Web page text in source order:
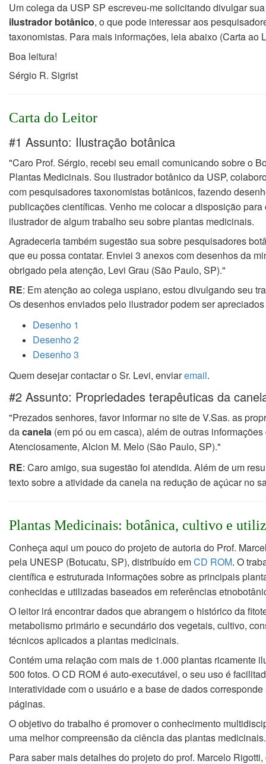
Um colega da USP SP escreveu-me solicitando divulgar
ilustrador botânico, o que pode interessar aos
taxonomistas. Para mais informações, leia abaixo (Carta ao
Boa leitura!
Sérgio R. Sigrist
Carta do Leitor
#1 Assunto: Ilustração botânica
"Caro Prof. Sérgio, recebi seu email comunicando sobre o
Plantas Medicinais. Sou ilustrador botânico da USP,
com pesquisadores taxonomistas botânicos, fazendo
publicações científicas. Venho me colocar a disposição
ilustrador de algum trabalho seu sobre plantas medicinais.
Agradeceria também sugestão sua sobre pesquisadores
que eu possa contatar. Enviei 3 anexos com desenhos da
obrigado pela atenção, Levi Grau (São Paulo, SP)."
RE: Em atenção ao colega uspiano, estou divulgando seu
Os desenhos enviados pelo ilustradorpodem ser
Desenho 1
Desenho 2
Desenho 3
Quem desejar contactar o Sr. Levi, enviaremail.
#2 Assunto: Propriedades terapêuticas da
"Prezados senhores, favor informar no site de V.Sas. as
dacanela (em pó ou emcasca), além de outras
Atenciosamente, Alcion M. Melo (São Paulo, SP)."
RE: Caro amigo, sua sugestão foi atendida. Além de um
texto sobre a atividade da canela na redução de açúcar no
Plantas Medicinais: botânica, cultivo e
Conheça aqui um pouco do projeto de autoria do Prof.
pela UNESP (Botucatu, SP), distribuído emCD ROM. O
científica e estruturada informações sobreas principais
conhecidas e utilizadas baseados em referências
O leitor irá encontrar dados que abrangem o histórico da
metabolismo primário esecundário dos vegetais, cultivo,
técnicos aplicados a plantas medicinais.
Contém uma relação com mais de 1.000 plantas ricamente
500 fotos. O CD ROM é auto-executável, o seu uso é
interatividade com o usuário e a base de dados
páginas.
O objetivo do trabalho é promover o conhecimento
uma melhor compreensão daciência das plantas medicinais.
Para saber mais detalhes do projeto do prof. Marcelo